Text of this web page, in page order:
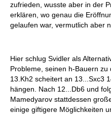
zufrieden, wusste aber in der
erklären, wo genau die
gelaufen war, vermutlich aber
Hier schlug Svidler als
Probleme, seinen h-Bauern
13.Kh2 scheitert an 13...Sxc3
hängen. Nach 12...Db6 und
Mamedyarov stattdessen
einige giftigere Möglichkeiten